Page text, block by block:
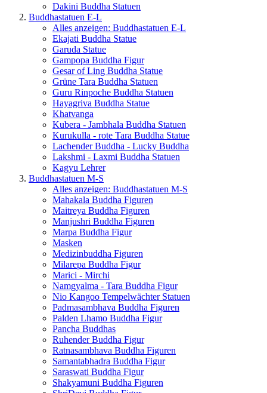
Dakini Buddha Statuen
Buddhastatuen E-L
Alles anzeigen: Buddhastatuen E-L
Ekajati Buddha Statue
Garuda Statue
Gampopa Buddha Figur
Gesar of Ling Buddha Statue
Grüne Tara Buddha Statuen
Guru Rinpoche Buddha Statuen
Hayagriva Buddha Statue
Khatvanga
Kubera - Jambhala Buddha Statuen
Kurukulla - rote Tara Buddha Statue
Lachender Buddha - Lucky Buddha
Lakshmi - Laxmi Buddha Statuen
Kagyu Lehrer
Buddhastatuen M-S
Alles anzeigen: Buddhastatuen M-S
Mahakala Buddha Figuren
Maitreya Buddha Figuren
Manjushri Buddha Figuren
Marpa Buddha Figur
Masken
Medizinbuddha Figuren
Milarepa Buddha Figur
Marici - Mirchi
Namgyalma - Tara Buddha Figur
Nio Kangoo Tempelwächter Statuen
Padmasambhava Buddha Figuren
Palden Lhamo Buddha Figur
Pancha Buddhas
Ruhender Buddha Figur
Ratnasambhava Buddha Figuren
Samantabhadra Buddha Figur
Saraswati Buddha Figur
Shakyamuni Buddha Figuren